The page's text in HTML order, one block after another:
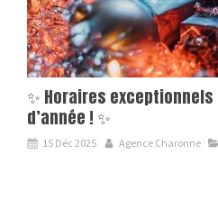
✨ Horaires
d’année ! ✨
15 Déc 2025 Agence Charonne